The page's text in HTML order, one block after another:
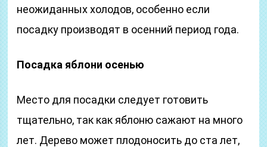
неожиданных холодов, особенно если
посадку производят в осенний период года.
Посадка яблони осенью
Место для посадки следует готовить
тщательно, так как яблоню сажают на много
лет. Дерево может плодоносить до ста лет,